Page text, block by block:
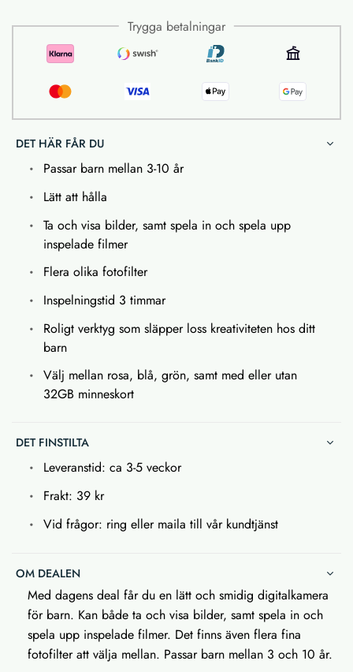
Trygga betalningar
DET HÄR FÅR DU
Passar barn mellan 3-10 år
Lätt att hålla
Ta och visa bilder, samt spela in och spela upp
inspelade filmer
Flera olika fotofilter
Inspelningstid 3 timmar
Roligt verktyg som släpper loss kreativiteten hos ditt
barn
Välj mellan rosa, blå, grön, samt med eller utan
32GB minneskort
DET FINSTILTA
Leveranstid: ca 3-5 veckor
Frakt: 39 kr
Vid frågor: ring eller maila till vår kundtjänst
OM DEALEN
Med dagens deal får du en lätt och smidig digitalkamera
för barn. Kan både ta och visa bilder, samt spela in och
spela upp inspelade filmer. Det finns även flera fina
fotofilter att välja mellan. Passar barn mellan 3 och 10 år.